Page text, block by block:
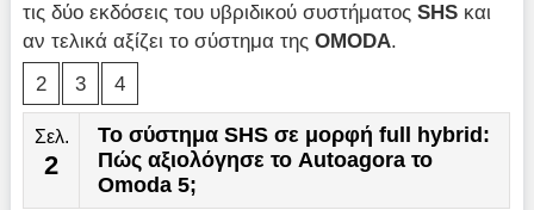
τις δύο εκδόσεις του υβριδικού συστήματοςSHS και
αν τελικά αξίζει το σύστημα τηςOMODA.
2
3 4
Σελ.
2
Το σύστημα SHS σε μορφή full hybrid:
Πώς αξιολόγησε το Autoagora το
Omoda 5;